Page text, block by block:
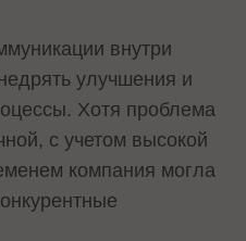
внутри
улучшения и
Хотя проблема
с учетом высокой
компания могла